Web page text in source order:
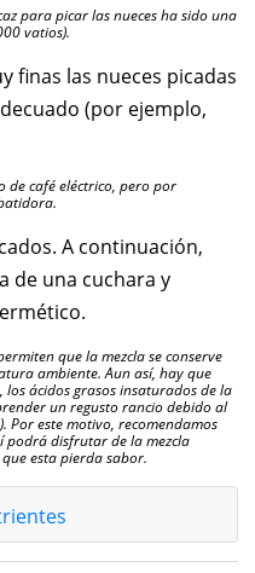
para picar las nueces ha sido una
vatios).
finas las nueces picadas
(por ejemplo,
de café eléctrico, pero por
A continuación,
de una cuchara y
que la mezcla se conserve
ambiente. Aun así, hay que
ácidos grasos insaturados de la
un regusto rancio debido al
Por este motivo, recomendamos
podrá disfrutar de la mezcla
esta pierda sabor.